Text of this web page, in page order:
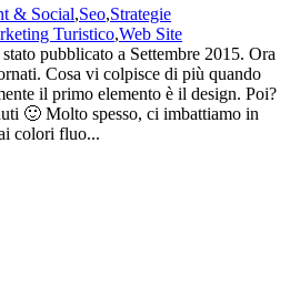
& Social,Seo,Strategie
Turistico,Web Site
pubblicato a Settembre 2015. Ora
Cosa vi colpisce di più quando
il primo elemento è il design. Poi?
🙂 Molto spesso, ci imbattiamo in
colori fluo...